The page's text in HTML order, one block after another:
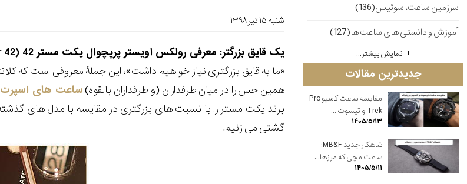
شنبه ۱۵ تير ۱۳۹۸
یک قایق بزرگتر: معرفی رولکس اویستر پرپچوال یکت مستر 42 (Rolex Oyster Perpetual Yacht Master 42)
همین حس را در میان طرفداران (و طرفداران بالقوه)ساعت های اسپرت
گشتی می زنیم.
سرزمین ساعت، سوئیس(136)
آموزش و دانستی های ساعت ها(127)
نمایش بیشتر...
جدیدترین مقالات
مقایسه ساعت کاسیو Pro
Trek و تیسوت ...
۱۴۰۵/۵/۱۳
شاهکار جدید MB&F:
ساعت مچی که مرزها...
۱۴۰۵/۵/۱۱